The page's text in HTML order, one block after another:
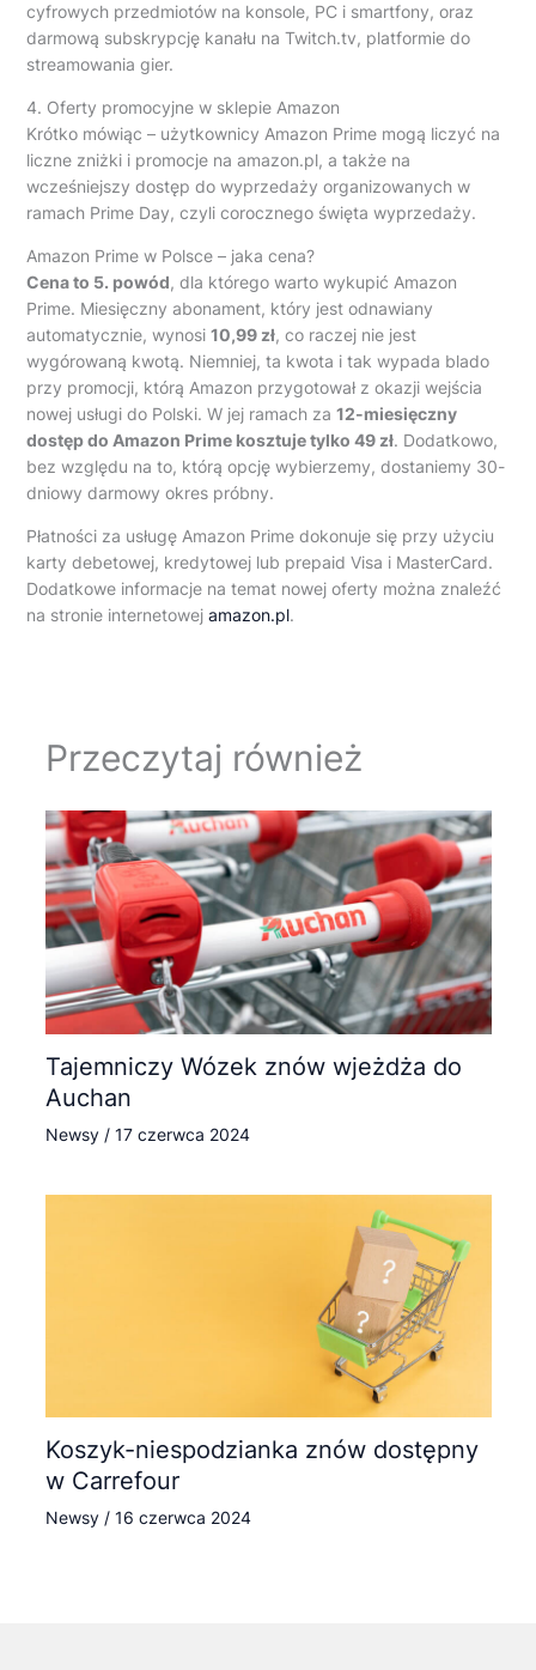
cyfrowych przedmiotów na konsole, PC i smartfony, oraz
darmową subskrypcję kanału na Twitch.tv, platformie do
streamowania gier.
4. Oferty promocyjne w sklepie Amazon
Krótko mówiąc – użytkownicy Amazon Prime mogą liczyć na
liczne zniżki i promocje na amazon.pl, a także na
wcześniejszy dostęp do wyprzedaży organizowanych w
ramach Prime Day, czyli corocznego święta wyprzedaży.
Amazon Prime w Polsce – jaka cena?
Cena to 5. powód, dla którego warto wykupić Amazon
Prime. Miesięczny abonament, który jest odnawiany
automatycznie, wynosi 10,99 zł, co raczej nie jest
wygórowaną kwotą. Niemniej, ta kwota i tak wypada blado
przy promocji, którą Amazon przygotował z okazji wejścia
nowej usługi do Polski. W jej ramach za 12-miesięczny
dostęp do Amazon Prime kosztuje tylko 49 zł. Dodatkowo,
bez względu na to, którą opcję wybierzemy, dostaniemy 30-
dniowy darmowy okres próbny.
Płatności za usługę Amazon Prime dokonuje się przy użyciu
karty debetowej, kredytowej lub prepaid Visa i MasterCard.
Dodatkowe informacje na temat nowej oferty można znaleźć
na stronie internetowej amazon.pl.
Przeczytaj również
Tajemniczy Wózek znów wjeżdża do
Auchan
Newsy/ 17 czerwca 2024
Koszyk-niespodzianka znów dostępny
w Carrefour
Newsy/ 16 czerwca 2024